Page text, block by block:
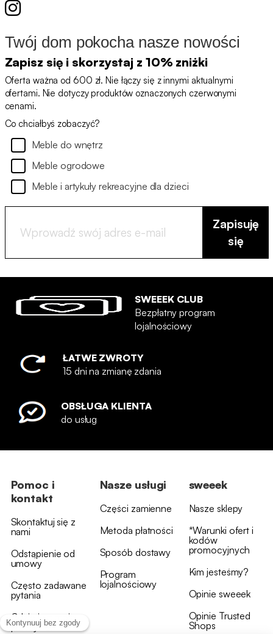
Twój dom pokocha nasze nowości
Zapisz się i skorzystaj z 10% zniżki
Oferta ważna od 600 zł. Nie łączy się z innymi aktualnymi
ofertami. Nie dotyczy produktów oznaczonych czerwonymi
cenami.
Co chciałbyś zobaczyć?
Meble do wnętrz
Meble ogrodowe
Meble i artykuły rekreacyjne dla dzieci
Zapisuję
się
SWEEEK CLUB
Bezpłatny program
lojalnościowy
ŁATWE ZWROTY
15 dni na zmianę zdania
OBSŁUGA KLIENTA
do usług
Pomoc i
kontakt
Skontaktuj się z
nami
Odstąpienie od
umowy
Często zadawane
pytania
Gdzie jest moja
przesyłka?
Nasze usługi
Części zamienne
Metoda płatności
Sposób dostawy
Program
lojalnościowy
sweeek
Nasze sklepy
*Warunki ofert i
kodów
promocyjnych
Kim jesteśmy?
Opinie sweeek
Opinie Trusted
Shops